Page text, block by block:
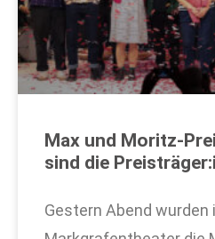
Max und Moritz-
sind die
Gestern Abend wurden